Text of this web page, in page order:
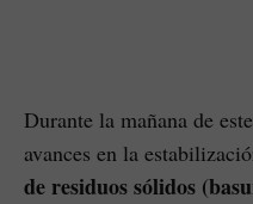
Durante la mañana de
avances en la
de residuos sólidos